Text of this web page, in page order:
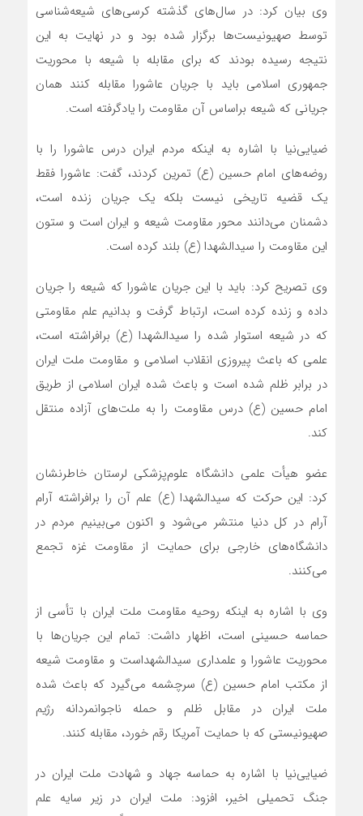
وی بیان کرد: در سال‌های گذشته کرسی‌های شیعه‌شناسی
توسط صهیونیست‌ها برگزار شده بود و در نهایت به این
نتیجه رسیده بودند که برای مقابله با شیعه با محوریت
جمهوری اسلامی باید با جریان عاشورا مقابله کنند همان
جریانی که شیعه براساس آن مقاومت را یادگرفته است.
ضیایی‌نیا با اشاره به اینکه مردم ایران درس عاشورا را با
روضه‌های امام حسین (ع) تمرین کردند، گفت: عاشورا فقط
یک قضیه تاریخی نیست بلکه یک جریان زنده است،
دشمنان می‌دانند محور مقاومت شیعه و ایران است و ستون
این مقاومت را سیدالشهدا (ع) بلند کرده است.
وی تصریح کرد: باید با این جریان عاشورا که شیعه را جریان
داده و زنده کرده است، ارتباط گرفت و بدانیم علم مقاومتی
که در شیعه استوار شده را سیدالشهدا (ع) برافراشته است،
علمی که باعث پیروزی انقلاب اسلامی و مقاومت ملت ایران
در برابر ظلم شده است و باعث شده ایران اسلامی از طریق
امام حسین (ع) درس مقاومت را به ملت‌های آزاده منتقل
کند.
عضو هیأت علمی دانشگاه علوم‌پزشکی لرستان خاطرنشان
کرد: این حرکت که سیدالشهدا (ع) علم آن را برافراشته آرام
آرام در کل دنیا منتشر می‌شود و اکنون می‌بینیم مردم در
دانشگاه‌های خارجی برای حمایت از مقاومت غزه تجمع
می‌کنند.
وی با اشاره به اینکه روحیه مقاومت ملت ایران با تأسی از
حماسه حسینی است، اظهار داشت: تمام این جریان‌ها با
محوریت عاشورا و علمداری سیدالشهداست و مقاومت شیعه
از مکتب امام حسین (ع) سرچشمه می‌گیرد که باعث شده
ملت ایران در مقابل ظلم و حمله ناجوانمردانه رژیم
صهیونیستی که با حمایت آمریکا رقم خورد، مقابله کنند.
ضیایی‌نیا با اشاره به حماسه جهاد و شهادت ملت ایران در
جنگ تحمیلی اخیر، افزود: ملت ایران در زیر سایه علم